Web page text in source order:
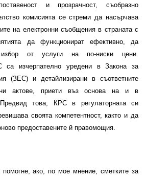
и прозрачност, съобразно
комисията се стреми да насърчава
на електронни съобщения в страната с
да функционират ефективно, да
избор от услуги на по-ниски цени.
са изчерпателно уредени в Закона за
(ЗЕС) и детайлизирани в съответните
актове, приети въз основа на и в
това, КРС в регулаторната си
своята компетентност, както и да
предоставените й правомощия.
ако, по мое мнение, сметките за